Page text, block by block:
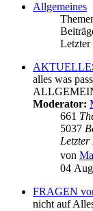
Allgemeines
Letzter
alles was
Moderator:
661
5037
Letzter
von
04
FRAGEN
nicht auf